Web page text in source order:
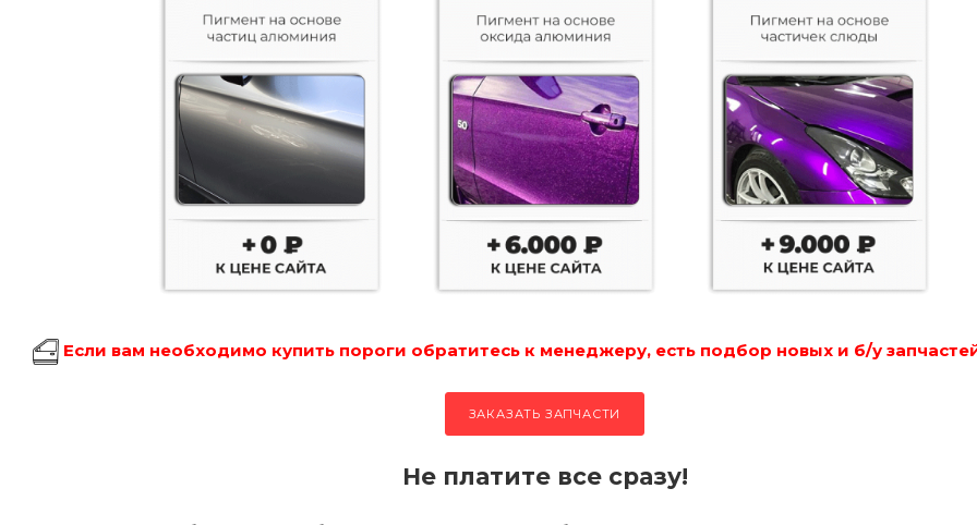
Если вам необходимо купить пороги обратитесь к менеджеру, есть подбор новых и б/у
ЗАКАЗАТЬ ЗАПЧАСТИ
Не платите все сразу!